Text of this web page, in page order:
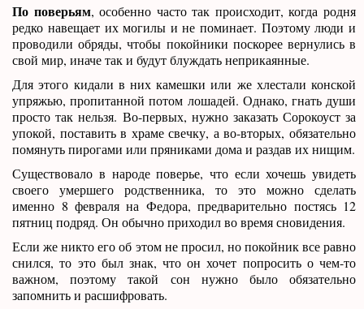
По поверьям, особенно часто так происходит, когда родня
редко навещает их могилы и не поминает. Поэтому люди и
проводили обряды, чтобы покойники поскорее вернулись в
свой мир, иначе так и будут блуждать неприкаянные.
Для этого кидали в них камешки или же хлестали конской
упряжью, пропитанной потом лошадей. Однако, гнать души
просто так нельзя. Во-первых, нужно заказать Сорокоуст за
упокой, поставить в храме свечку, а во-вторых, обязательно
помянуть пирогами или пряниками дома и раздав их нищим.
Существовало в народе поверье, что если хочешь увидеть
своего умершего родственника, то это можно сделать
именно 8 февраля на Федора, предварительно постясь 12
пятниц подряд. Он обычно приходил во время сновидения.
Если же никто его об этом не просил, но покойник все равно
снился, то это был знак, что он хочет попросить о чем-то
важном, поэтому такой сон нужно было обязательно
запомнить и расшифровать.